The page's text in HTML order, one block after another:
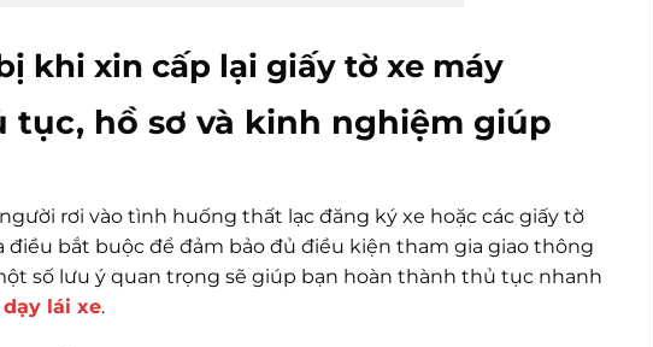
khi xin cấp lại giấy tờ xe máy
tục, hồ sơ và kinh nghiệm giúp
rơi vào tình huống thất lạc đăng ký xe hoặc các giấy tờ
điều bắt buộc để đảm bảo đủ điều kiện tham gia giao thông
số lưu ý quan trọng sẽ giúp bạn hoàn thành thủ tục nhanh
lái xe.